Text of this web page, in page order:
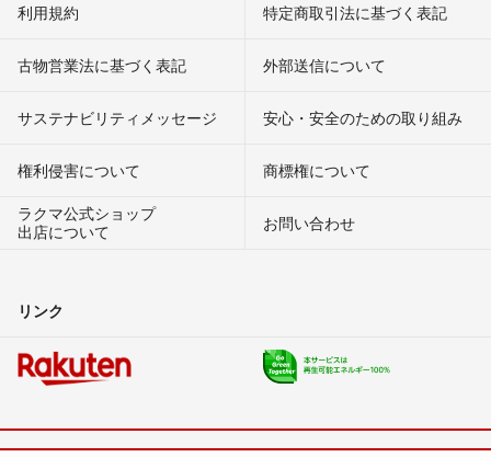
利用規約 特定商取引法に基づく表記
古物営業法に基づく表記 外部送信について
サステナビリティメッセージ 安心・安全のための取り組み
権利侵害について
商標権について
ラクマ公式ショップ
出店について
お問い合わせ
リンク